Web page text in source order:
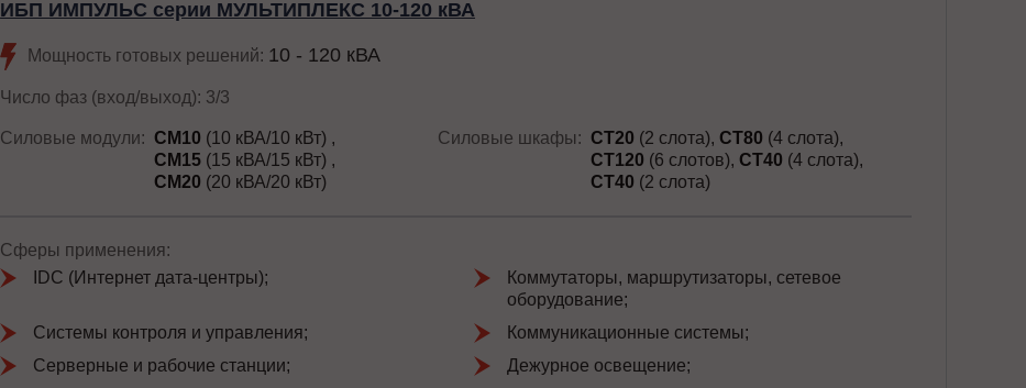
ИБП ИМПУЛЬС серии МУЛЬТИПЛЕКС 10-120 кВА
Мощность готовых решений: 10 - 120 кВА
Число фаз (вход/выход): 3/3
Силовые модули: СМ10 (10 кВА/10 кВт)
СМ15 (15 кВА/15 кВт)
СМ20 (20 кВА/20 кВт)
Силовые шкафы: СТ20 (2 слота) СТ80 (4 слота)
СТ120 (6 слотов) СТ40 (4 слота)
СТ40 (2 слота)
Сферы применения:
IDC (Интернет дата-центры);
Коммутаторы, маршрутизаторы, сетевое
оборудование;
Системы контроля и управления;
Коммуникационные системы;
Серверные и рабочие станции;
Дежурное освещение;